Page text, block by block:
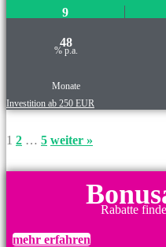
9
48
% p.a.
Monate
Investition ab 250 EUR
1 2 … 5 weiter »
Rabatte
mehr erfahren